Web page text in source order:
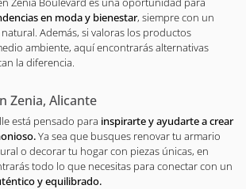
en moda y bienestar, siempre con un
Además, si valoras los productos
ambiente, aquí encontrarás alternativas
la diferencia.
Zenia, Alicante
está pensado para inspirarte y ayudarte a crear
Ya sea que busques renovar tu armario
o decorar tu hogar con piezas únicas, en
todo lo que necesitas para conectar con un
y equilibrado.